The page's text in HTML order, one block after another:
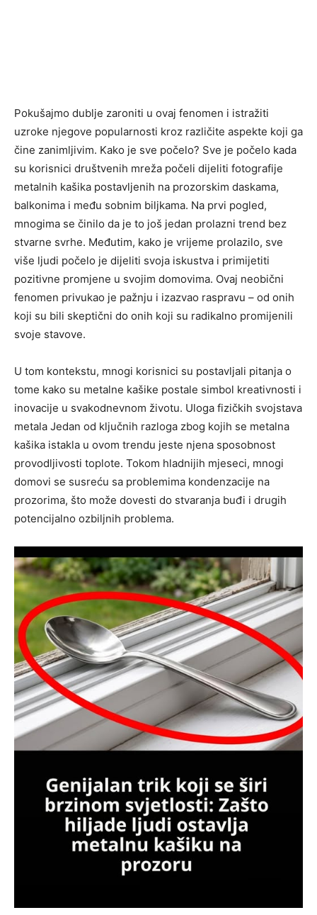
Pokušajmo dublje zaroniti u ovaj fenomen i istražiti
uzroke njegove popularnosti kroz različite aspekte koji ga
čine zanimljivim. Kako je sve počelo? Sve je počelo kada
su korisnici društvenih mreža počeli dijeliti fotografije
metalnih kašika postavljenih na prozorskim daskama,
balkonima i među sobnim biljkama. Na prvi pogled,
mnogima se činilo da je to još jedan prolazni trend bez
stvarne svrhe. Međutim, kako je vrijeme prolazilo, sve
više ljudi počelo je dijeliti svoja iskustva i primijetiti
pozitivne promjene u svojim domovima. Ovaj neobični
fenomen privukao je pažnju i izazvao raspravu – od onih
koji su bili skeptični do onih koji su radikalno promijenili
svoje stavove.
U tom kontekstu, mnogi korisnici su postavljali pitanja o
tome kako su metalne kašike postale simbol kreativnosti i
inovacije u svakodnevnom životu. Uloga fizičkih svojstava
metala Jedan od ključnih razloga zbog kojih se metalna
kašika istakla u ovom trendu jeste njena sposobnost
provodljivosti toplote. Tokom hladnijih mjeseci, mnogi
domovi se susreću sa problemima kondenzacije na
prozorima, što može dovesti do stvaranja buđi i drugih
potencijalno ozbiljnih problema.